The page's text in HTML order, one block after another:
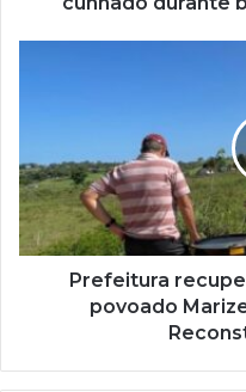
Prefeitura
povoado